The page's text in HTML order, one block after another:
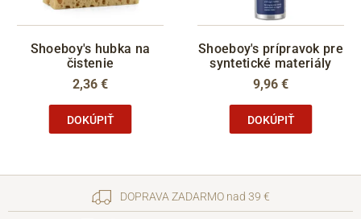
Shoeboy's hubka na
čistenie
2,36 €
DOKÚPIŤ
Shoeboy's prípravok pre
syntetické materiály
9,96 €
DOKÚPIŤ
DOPRAVA ZADARMO nad 39 €